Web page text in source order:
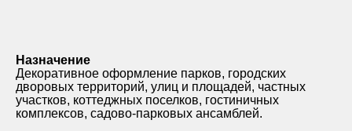
Назначение
Декоративное оформление парков, городских
дворовых территорий, улиц и площадей, частных
участков, коттеджных поселков, гостиничных
комплексов, садово-парковых ансамблей.